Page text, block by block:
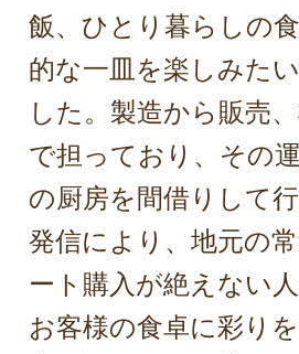
飯、ひとり暮らしの
的な一皿を楽しみた
した。製造から販売
で担っており、その
の厨房を間借りして
発信により、地元の
ート購入が絶えない
お客様の食卓に彩り